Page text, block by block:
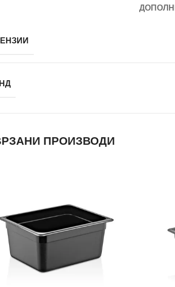
ПРОИЗВОДИ